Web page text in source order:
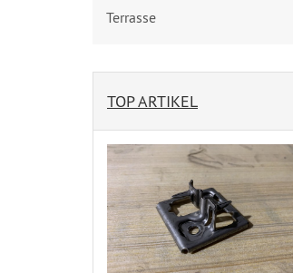
Terrasse
TOP ARTIKEL